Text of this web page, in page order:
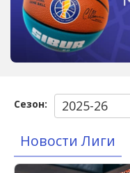
Сезон: 2025-26
Новости Лиги